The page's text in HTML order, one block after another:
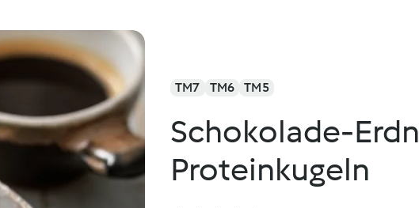
TM7 TM6 TM5
Schokolade-
Proteinkugeln